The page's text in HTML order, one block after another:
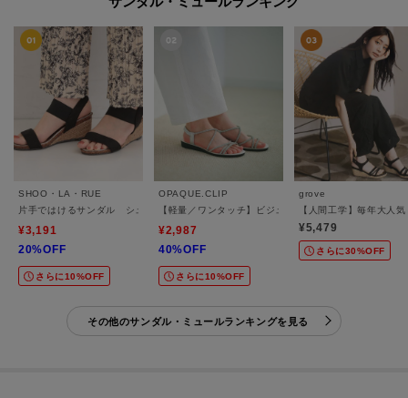
SHOO・LA・RUE
片手ではけるサンダル シューダル26SS
¥3,191
20%OFF
さらに10%OFF
OPAQUE.CLIP
【軽量／ワンタッチ】ビジューストラップサンダル
¥2,987
40%OFF
さらに10%OFF
grove
【人間工学】毎年大人
¥5,479
さらに30%OFF
その他のサンダル・ミュールランキングを見る